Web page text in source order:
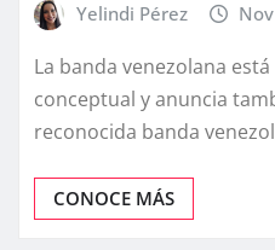
Yelindi Pérez
La banda venezolana
conceptual y anuncia
reconocida banda
CONOCE MÁS